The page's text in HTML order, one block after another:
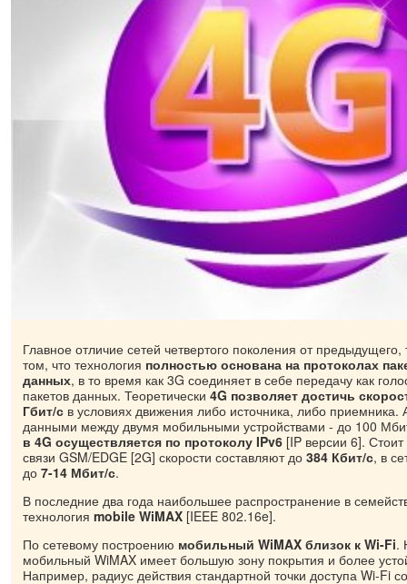
Главное отличие сетей четвертого поколения от предыдущего,
том, что технология полностью основана на протоколах
данных, в то время как 3G соединяет в себе передачу как
пакетов данных. Теоретически 4G позволяет достичь
Гбит/с в условиях движения либо источника, либо приемника.
данными между двумя мобильными устройствами - до 100
в 4G осуществляется по протоколу IPv6 [IP версии 6]. Стоит
связи GSM/EDGE [2G] скорости составляют до 384 Кбит/с, в
до 7-14 Мбит/с.
В последние два года наибольшее распространение в
технология mobile WiMAX [IEEE 802.16e].
По сетевому построению мобильный WiMAX близок к Wi-Fi.
мобильный WiMAX имеет большую зону покрытия и более
Например, радиус действия стандартной точки доступа Wi-Fi